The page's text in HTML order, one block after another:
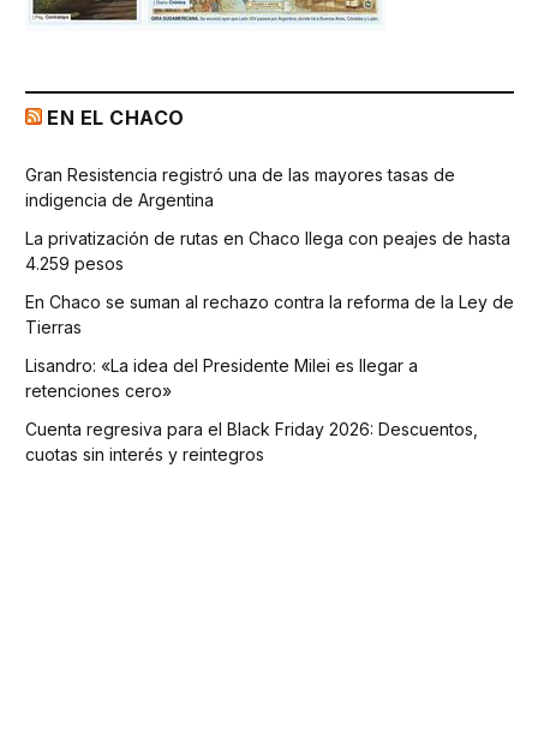
EN EL CHACO
Gran Resistencia registró una de las mayores tasas de
indigencia de Argentina
La privatización de rutas en Chaco llega con peajes de hasta
4.259 pesos
En Chaco se suman al rechazo contra la reforma de la Ley de
Tierras
Lisandro: «La idea del Presidente Milei es llegar a
retenciones cero»
Cuenta regresiva para el Black Friday 2026: Descuentos,
cuotas sin interés y reintegros